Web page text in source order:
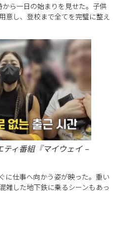
ら一日の始まりを見せた。子供
意し、登校まで全てを完璧に整え
ティ番組『マイウェイ –
に仕事へ向かう姿が映った。重い
雑した地下鉄に乗るシーンもあっ